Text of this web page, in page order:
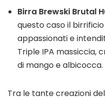
Birra Brewski Brutal
questo caso il
appassionati e
Triple IPA massiccia,
di mango e albicocca.
Tra le tante creazioni